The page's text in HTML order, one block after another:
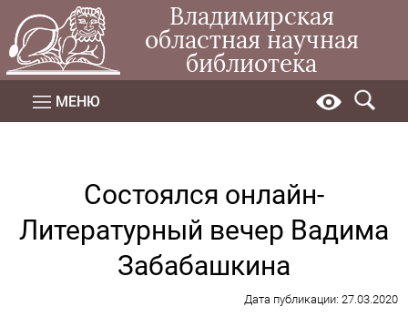
Владимирская
областная научная
библиотека
МЕНЮ
Состоялся онлайн-
Литературный вечер Вадима
Забабашкина
Дата публикации: 27.03.2020